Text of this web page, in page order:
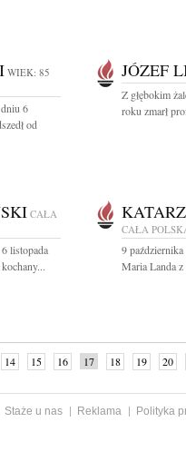
WIEK: 85
6
od
JÓZEF
Z głębokim
roku zmarł
CAŁA
listopada
CAŁA
9
Maria Landa
14 15 16 17 18 19
20
Staże u nas Reklama
Polityka